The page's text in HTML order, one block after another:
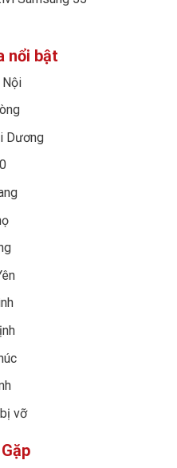
nổi bật
Dương
vỡ